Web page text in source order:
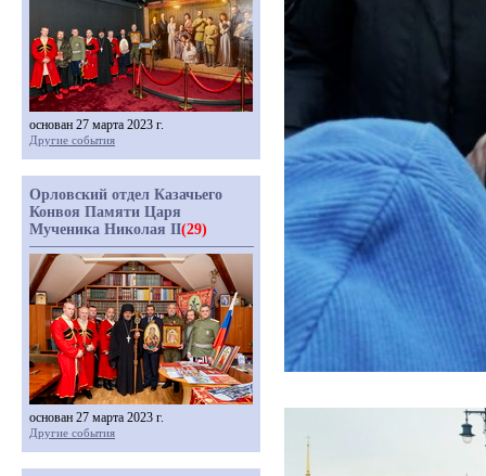
основан 27 марта 2023 г.
Другие события
Орловский отдел Казачьего
Конвоя Памяти Царя
Мученика Николая II(29)
основан 27 марта 2023 г.
Другие события